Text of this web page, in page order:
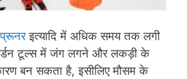
प्रूनरइत्यादि में अधिक समय तक लगी
टूल्स में जंग लगने और लकड़ी के
बन सकता है, इसीलिए मौसम के